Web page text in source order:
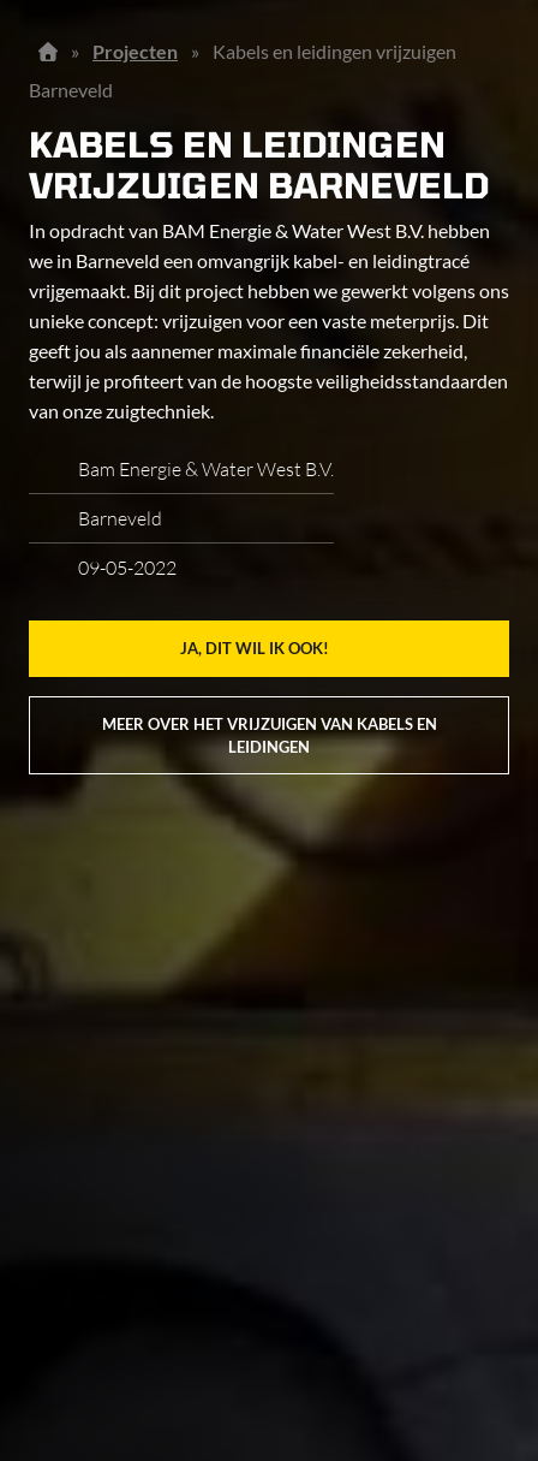
» Projecten »
Kabels en leidingen vrijzuigen
Barneveld
KABELS EN LEIDINGEN
VRIJZUIGEN BARNEVELD
In opdracht van BAM Energie & Water West B.V. hebben
we in Barneveld een omvangrijk kabel- en leidingtracé
vrijgemaakt. Bij dit project hebben we gewerkt volgens ons
unieke concept: vrijzuigen voor een vaste meterprijs. Dit
geeft jou als aannemer maximale financiële zekerheid,
terwijl je profiteert van de hoogste veiligheidsstandaarden
van onze zuigtechniek.
Bam Energie & Water West B.V.
Barneveld
09-05-2022
JA, DIT WIL IK OOK!
MEER OVER HET VRIJZUIGEN VAN KABELS EN
LEIDINGEN